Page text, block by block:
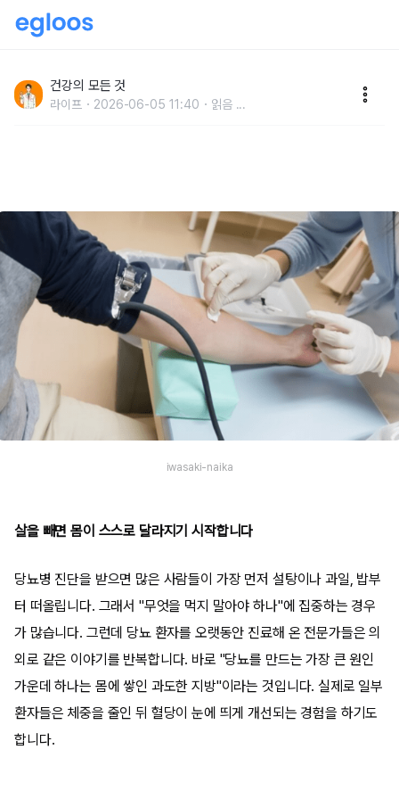
당뇨 없애는 방법 1위
건강의 모든 것
라이프 2026-06-05 11:40 읽음 ...
iwasaki-naika
살을 빼면 몸이 스스로 달라지기 시작합니다
당뇨병 진단을 받으면 많은 사람들이 가장 먼저 설탕이나 과일, 밥부
터 떠올립니다. 그래서 "무엇을 먹지 말아야 하나"에 집중하는 경우
가 많습니다. 그런데 당뇨 환자를 오랫동안 진료해 온 전문가들은 의
외로 같은 이야기를 반복합니다. 바로 "당뇨를 만드는 가장 큰 원인
가운데 하나는 몸에 쌓인 과도한 지방"이라는 것입니다. 실제로 일부
환자들은 체중을 줄인 뒤 혈당이 눈에 띄게 개선되는 경험을 하기도
합니다.